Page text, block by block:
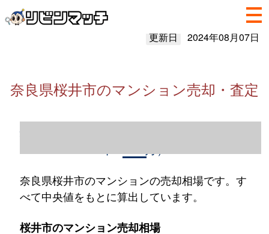
更新日 2024年08月07日
奈良県桜井市のマンション売却・査定
奈良県桜井市のマンション売却情報（2023
奈良県桜井市のマンションの売却相場です。す
べて中央値をもとに算出しています。
桜井市のマンション売却相場